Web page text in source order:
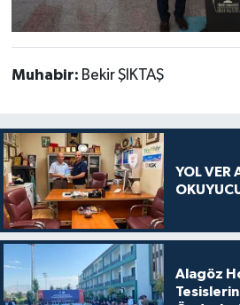
Muhabir: Bekir ŞIKTAŞ
YOL VER
Alagöz